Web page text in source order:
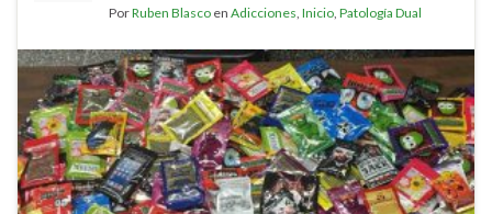
PorRuben Blasco en Adicciones Inicio Patología Dual